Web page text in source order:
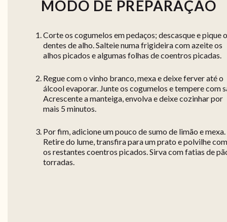
MODO DE PREPARAÇÃO
Corte os cogumelos em pedaços; descasque e pique
dentes de alho. Salteie numa frigideira com azeite os
alhos picados e algumas folhas de coentros picadas.
Regue com o vinho branco, mexa e deixe ferver até o
álcool evaporar. Junte os cogumelos e tempere com
Acrescente a manteiga, envolva e deixe cozinhar por
mais 5 minutos.
Por fim, adicione um pouco de sumo de limão e mexa.
Retire do lume, transfira para um prato e polvilhe com
os restantes coentros picados. Sirva com fatias de
torradas.